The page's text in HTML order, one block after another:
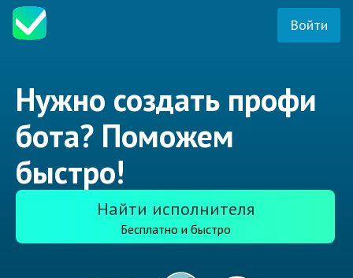
Войти
Нужно создать профи
бота? Поможем
быстро!
Найти исполнителя
Бесплатно и быстро